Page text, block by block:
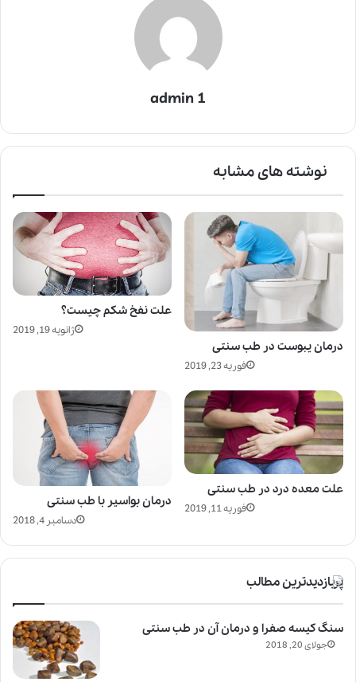
admin 1
نوشته های مشابه
علت نفخ شکم چیست؟
ژانویه 19, 2019
درمان یبوست در طب سنتی
فوریه 23, 2019
درمان بواسير با طب سنتی
دسامبر 4, 2018
علت معده درد در طب سنتی
فوریه 11, 2019
پربازدیدترین مطالب
سنگ کیسه صفرا و درمان آن در طب سنتی
جولای 20, 2018